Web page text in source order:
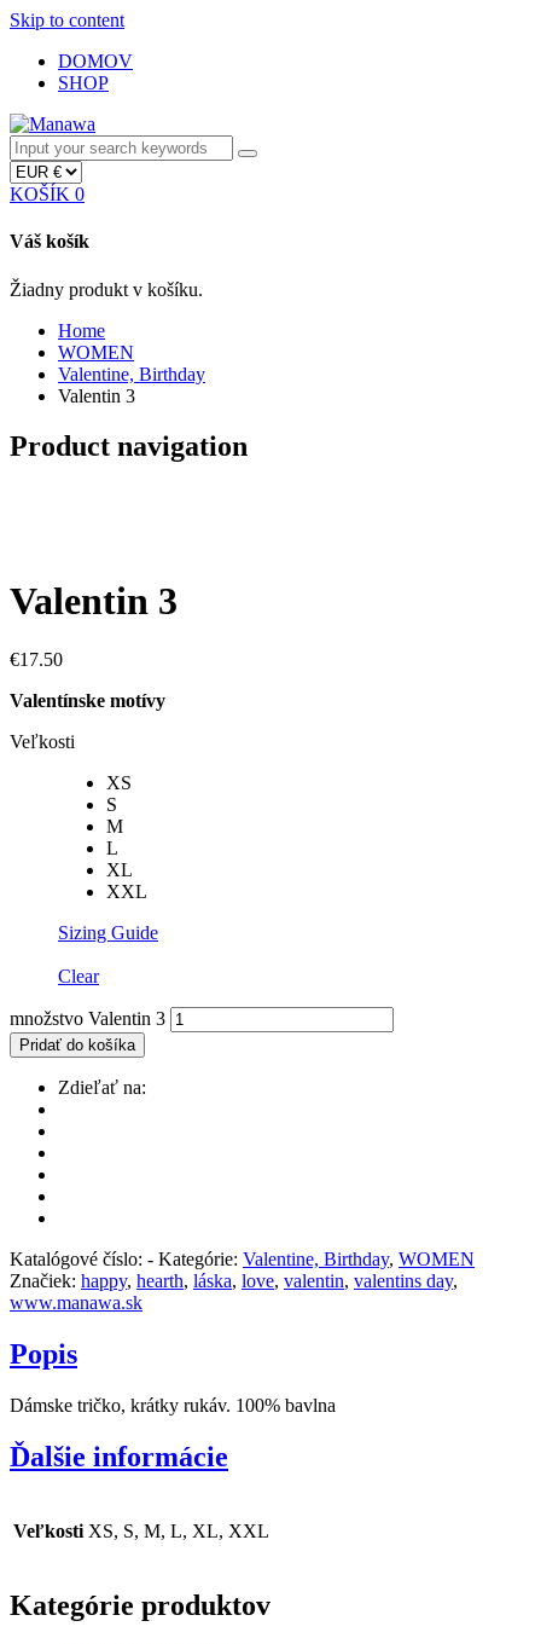
Skip to content
DOMOV
SHOP
KOŠÍK 0
Váš košík
Žiadny produkt v košíku.
Home
WOMEN
Valentine, Birthday
Valentin 3
Product navigation
Valentin 3
€17.50
Valentínske motívy
Veľkosti
XS
S
M
L
XL
XXL
Sizing Guide
Clear
množstvo Valentin 3
Pridať do košíka
Zdieľať na:
Katalógové číslo: - Kategórie: Valentine, Birthday, WOMEN
Značiek: happy, hearth, láska, love, valentin, valentins day,
www.manawa.sk
Popis
Dámske tričko, krátky rukáv. 100% bavlna
Ďalšie informácie
Veľkosti XS, S, M, L, XL, XXL
Kategórie produktov